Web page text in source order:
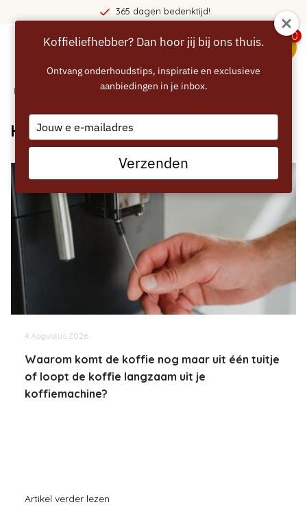
365 dagen bedenktijd!
0
Home / Handleidingen
Handleidingen
4 Augustus 2026
Waarom komt de koffie nog maar uit één tuitje
of loopt de koffie langzaam uit je
koffiemachine?
Artikel verder lezen
Koffieliefhebber? Dan hoor jij bij ons thuis.
Ontvang onderhoudstips, inspiratie en exclusieve
aanbiedingen in je inbox.
Type
your
email
Verzenden